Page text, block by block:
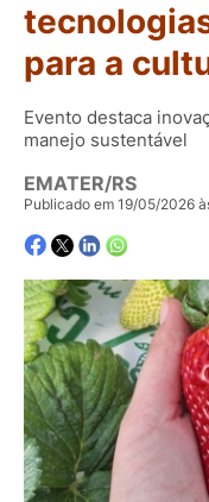
para a
Evento destaca
manejo sustentável
EMATER/RS
Publicado em 19/05/2026